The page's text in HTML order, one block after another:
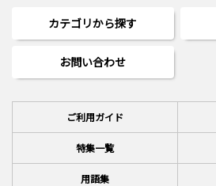
カテゴリから探す
お問い合わせ
ご利用ガイド
特集一覧
用語集